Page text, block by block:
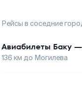
Рейсы в соседние
Авиабилеты Баку —
136 км до Могилева